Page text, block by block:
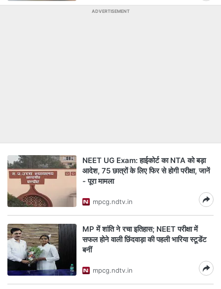
ADVERTISEMENT
NEET UG Exam: हाईकोर्ट का NTA को बड़ा
आदेश, 75 छात्रों के लिए फिर से होगी परीक्षा, जानें
- पूरा मामला
mpcg.ndtv.in
MP में शांति ने रचा इतिहास; NEET परीक्षा में
सफल होने वाली छिंदवाड़ा की पहली भारिया स्टूडेंट
बनीं
mpcg.ndtv.in